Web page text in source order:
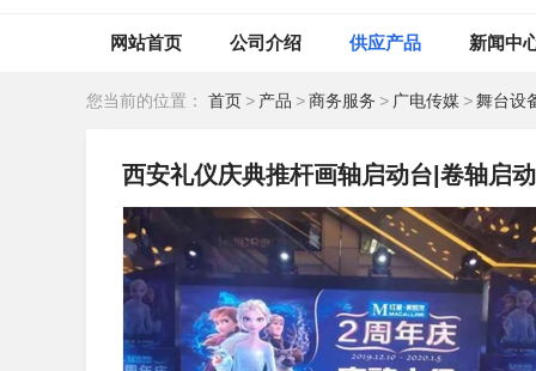
网站首页 公司介绍 供应产品 新闻中
您当前的位置： 首页 > 产品 >商务服务 > 广电传媒 >舞台设
西安礼仪庆典推杆画轴启动台|卷轴启